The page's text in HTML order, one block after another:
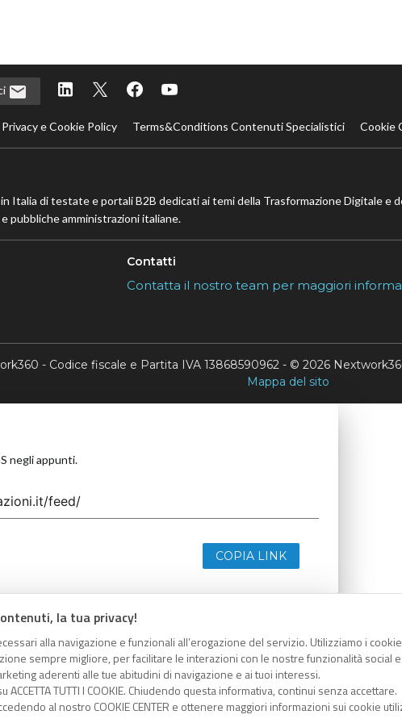
la tua privacy!
alla navigazione e funzionali all’erogazione del servizio. Utilizziamo i cookie
sempre migliore, per facilitare le interazioni con le nostre funzionalità social
aderenti alle tue abitudini di navigazione e ai tuoi interessi.
TUTTI I COOKIE. Chiudendo questa informativa, continui senza accettare.
al nostro COOKIE CENTER e ottenere maggiori informazioni sui cookie
Privacy e Cookie Policy Terms&Conditions Contenuti Specialistici Cookie
Italia di testate e portali B2B dedicati ai temi della Trasformazione Digitale e
pubbliche amministrazioni italiane.
Contatti
Contatta il nostro team per maggiori
- Codice fiscale e Partita IVA 13868590962 - © 2026
Mappa del sito
negli appunti.
COPIA LINK
negli appunti.